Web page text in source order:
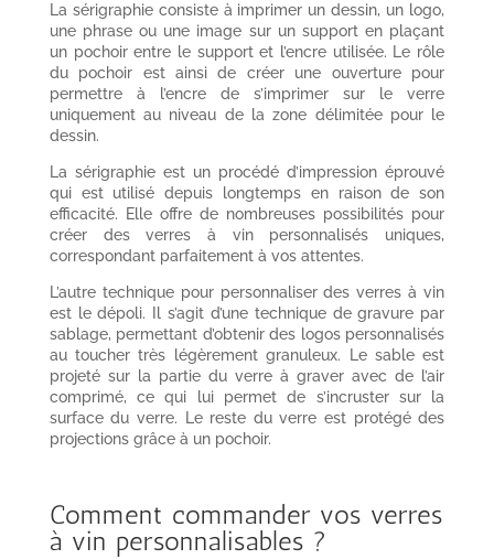
La sérigraphie consiste à imprimer un dessin, un logo,
une phrase ou une image sur un support en plaçant
un pochoir entre le support et l’encre utilisée. Le rôle
du pochoir est ainsi de créer une ouverture pour
permettre à l’encre de s’imprimer sur le verre
uniquement au niveau de la zone délimitée pour le
dessin.
La sérigraphie est un procédé d’impression éprouvé
qui est utilisé depuis longtemps en raison de son
efficacité. Elle offre de nombreuses possibilités pour
créer des verres à vin personnalisés uniques,
correspondant parfaitement à vos attentes.
L’autre technique pour personnaliser des verres à vin
est le dépoli. Il s’agit d’une technique de gravure par
sablage, permettant d’obtenir des logos personnalisés
au toucher très légèrement granuleux. Le sable est
projeté sur la partie du verre à graver avec de l’air
comprimé, ce qui lui permet de s’incruster sur la
surface du verre. Le reste du verre est protégé des
projections grâce à un pochoir.
Comment commander vos verres
à vin personnalisables ?